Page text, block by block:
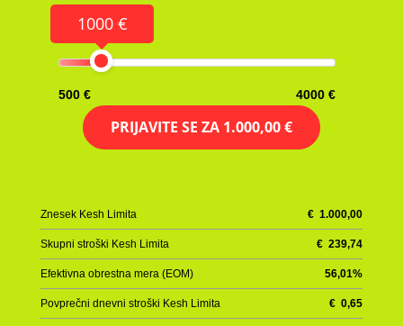
1000 €
500 € 4000 €
PRIJAVITE SE ZA 1.000,00 €
Znesek Kesh Limita €1.000,00
Skupni stroški Kesh Limita €239,74
Efektivna obrestna mera (EOM) 56,01%
Povprečni dnevni stroški Kesh Limita €0,65